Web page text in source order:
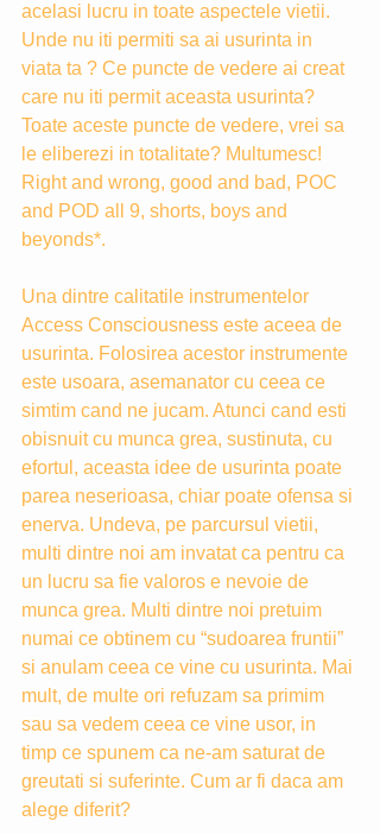
acelasi lucru in toate aspectele vietii.
Unde nu iti permiti sa ai usurinta in
viata ta ? Ce puncte de vedere ai creat
care nu iti permit aceasta usurinta?
Toate aceste puncte de vedere, vrei sa
le eliberezi in totalitate? Multumesc!
Right and wrong, good and bad, POC
and POD all 9, shorts, boys and
beyonds*.
Una dintre calitatile instrumentelor
Access Consciousness este aceea de
usurinta. Folosirea acestor instrumente
este usoara, asemanator cu ceea ce
simtim cand ne jucam. Atunci cand esti
obisnuit cu munca grea, sustinuta, cu
efortul, aceasta idee de usurinta poate
parea neserioasa, chiar poate ofensa si
enerva. Undeva, pe parcursul vietii,
multi dintre noi am invatat ca pentru ca
un lucru sa fie valoros e nevoie de
munca grea. Multi dintre noi pretuim
numai ce obtinem cu “sudoarea fruntii”
si anulam ceea ce vine cu usurinta. Mai
mult, de multe ori refuzam sa primim
sau sa vedem ceea ce vine usor, in
timp ce spunem ca ne-am saturat de
greutati si suferinte. Cum ar fi daca am
alege diferit?